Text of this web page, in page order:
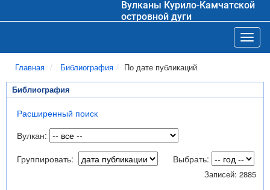
Вулканы Курило-Камчатской
островной дуги
Главная Библиография По дате публикаций
Библиография
Расширенный поиск
Вулкан:
Группировать:
Выбрать:
Записей: 2885